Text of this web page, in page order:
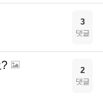
3
댓글
2
댓글